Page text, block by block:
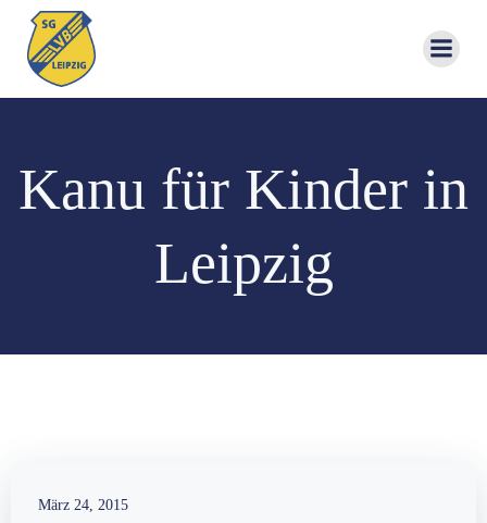
Kanu für Kinder in
Leipzig
März 24, 2015